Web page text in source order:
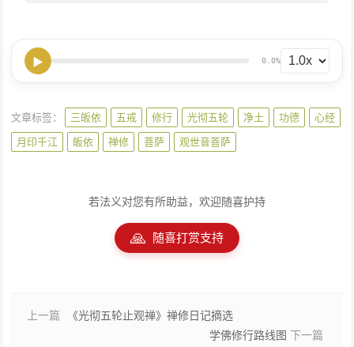
▶ 0.0%
文章标签： 三皈依 五戒 修行 光彻五轮 净土 功德
心经
月印千江
皈依 禅修 菩萨 观世音菩萨
若法义对您有所助益，欢迎随喜护持
🙏 随喜打赏支持
上一篇
《光彻五轮止观禅》禅修日记摘选
学佛修行路线图 下一篇